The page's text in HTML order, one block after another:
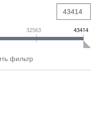
32563 43414